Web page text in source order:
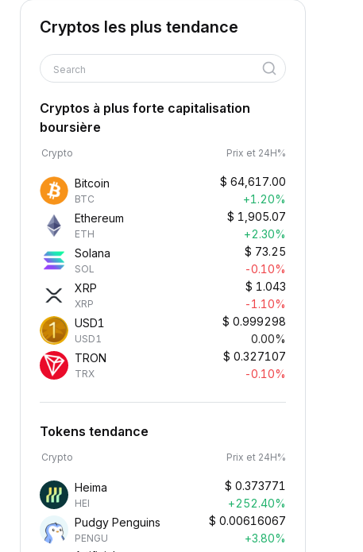
Cryptos les plus tendance
Search
Cryptos à plus forte capitalisation
boursière
Crypto Prix et 24H%
Bitcoin
BTC
$ 64,617.00
+1.20%
Ethereum
ETH
$ 1,905.07
+2.30%
Solana
SOL
$ 73.25
-0.10%
XRP
XRP
$ 1.043
-1.10%
USD1
USD1
$ 0.999298
0.00%
TRON
TRX
$ 0.327107
-0.10%
Tokens tendance
Crypto Prix et 24H%
Heima
HEI
$ 0.373771
+252.40%
Pudgy Penguins
PENGU
$ 0.00616067
+3.80%